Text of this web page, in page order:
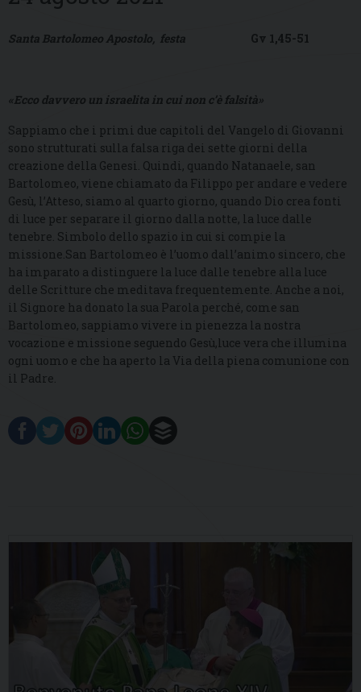
Santa Bartolomeo Apostolo, festa Gv 1,45-51
«Ecco davvero un israelita in cui non c’è falsità»
Sappiamo che i primi due capitoli del Vangelo di Giovanni
sono strutturati sulla falsa riga dei sette giorni della
creazione della Genesi. Quindi, quando Natanaele, san
Bartolomeo, viene chiamato da Filippo per andare e vedere
Gesù, l’Atteso, siamo al quarto giorno, quando Dio crea fonti
di luce per separare il giorno dalla notte, la luce dalle
tenebre. Simbolo dello spazio in cui si compie la
missione.San Bartolomeo è l’uomo dall’animo sincero, che
ha imparato a distinguere la luce dalle tenebre alla luce
delle Scritture che meditava frequentemente. Anche a noi,
il Signore ha donato la sua Parola perché, come san
Bartolomeo, sappiamo vivere in pienezza la nostra
vocazione e missione seguendo Gesù,luce vera che illumina
ogni uomo e che ha aperto la Via della piena comunione con
il Padre.